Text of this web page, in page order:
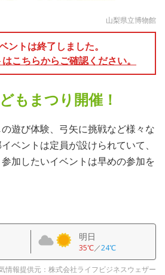
山梨県立博物館
ントは終了しました。
こちらからご確認ください。
もまつり開催！
遊び体験、弓矢に挑戦など様々な
ベントは定員が設けられていて、
加したいイベントは早めの参加を
明日
35℃／24℃
情報提供元：株式会社ライフビジネスウェザー